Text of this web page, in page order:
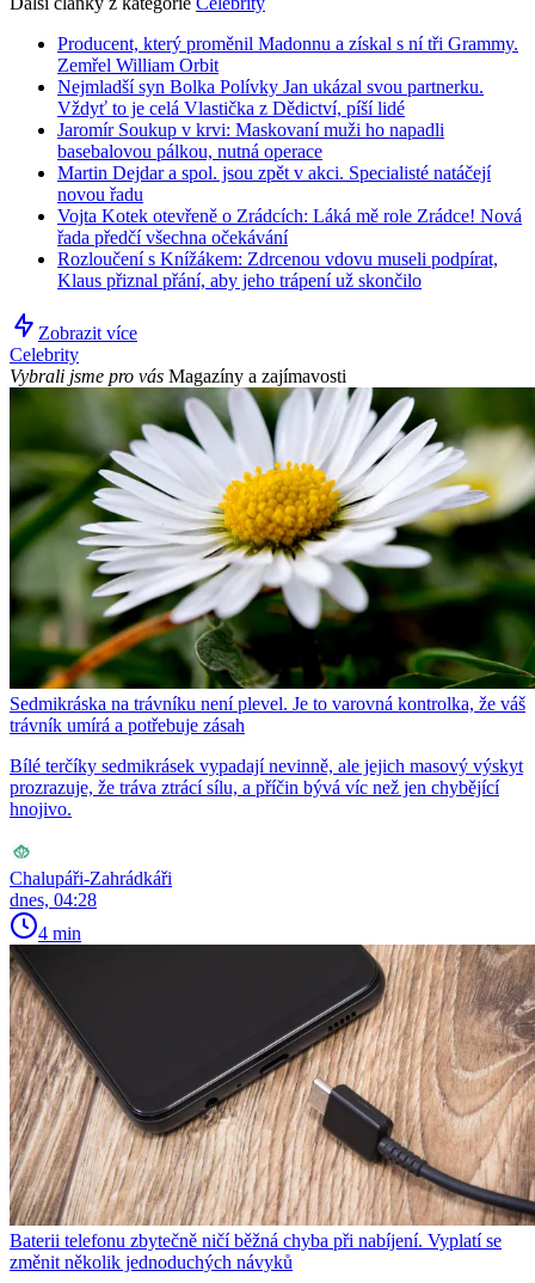
Producent, který proměnil Madonnu a získal s ní tři Grammy.
Zemřel William Orbit
Nejmladší syn Bolka Polívky Jan ukázal svou partnerku.
Vždyť to je celá Vlastička z Dědictví, píší lidé
Jaromír Soukup v krvi: Maskovaní muži ho napadli
basebalovou pálkou, nutná operace
Martin Dejdar a spol. jsou zpět v akci. Specialisté natáčejí
novou řadu
Vojta Kotek otevřeně o Zrádcích: Láká mě role Zrádce! Nová
řada předčí všechna očekávání
Rozloučení s Knížákem: Zdrcenou vdovu museli podpírat,
Klaus přiznal přání, aby jeho trápení už skončilo
Zobrazit více
Celebrity
Vybrali jsme pro vás Magazíny a zajímavosti
Sedmikráska na trávníku není plevel. Je to varovná kontrolka, že váš
trávník umírá a potřebuje zásah
Bílé terčíky sedmikrásek vypadají nevinně, ale jejich masový výskyt
prozrazuje, že tráva ztrácí sílu, a příčin bývá víc než jen chybějící
hnojivo.
Chalupáři-Zahrádkáři
dnes, 04:28
4 min
Baterii telefonu zbytečně ničí běžná chyba při nabíjení. Vyplatí se
změnit několik jednoduchých návyků